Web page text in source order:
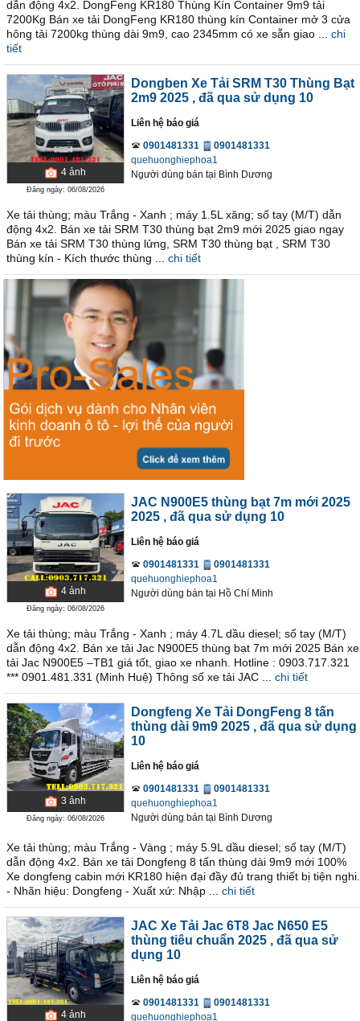
dẫn động 4x2. DongFeng KR180 Thùng Kín Container 9m9 tải
7200Kg Bán xe tải DongFeng KR180 thùng kín Container mở 3 cửa
hông tải 7200kg thùng dài 9m9, cao 2345mm có xe sẵn giao ...
chi
tiết
4 ảnh
Đăng ngày: 06/08/2026
Dongben Xe Tải SRM T30 Thùng Bạt
2m9 2025 , đã qua sử dụng 10
Liên hệ báo giá
0901481331
0901481331
quehuonghiephoa1
Người dùng bán tại Bình Dương
Xe tải thùng; màu Trắng - Xanh ; máy 1.5L xăng; số tay (M/T) dẫn
động 4x2. Bán xe tải SRM T30 thùng bạt 2m9 mới 2025 giao ngay
Bán xe tải SRM T30 thùng lửng, SRM T30 thùng bạt , SRM T30
thùng kín - Kích thước thùng ...
chi tiết
4 ảnh
Đăng ngày: 06/08/2026
JAC N900E5 thùng bạt 7m mới 2025
2025 , đã qua sử dụng 10
Liên hệ báo giá
0901481331
0901481331
quehuonghiephoa1
Người dùng bán tại Hồ Chí Minh
Xe tải thùng; màu Trắng - Xanh ; máy 4.7L dầu diesel; số tay (M/T)
dẫn động 4x2. Bán xe tải Jac N900E5 thùng bạt 7m mới 2025 Bán xe
tải Jac N900E5 –TB1 giá tốt, giao xe nhanh. Hotline : 0903.717.321
*** 0901.481.331 (Minh Huệ) Thông số xe tải JAC ...
chi tiết
3 ảnh
Đăng ngày: 06/08/2026
Dongfeng Xe Tải DongFeng 8 tấn
thùng dài 9m9 2025 , đã qua sử dụng
10
Liên hệ báo giá
0901481331
0901481331
quehuonghiephoa1
Người dùng bán tại Bình Dương
Xe tải thùng; màu Trắng - Vàng ; máy 5.9L dầu diesel; số tay (M/T)
dẫn động 4x2. Bán xe tải Dongfeng 8 tấn thùng dài 9m9 mới 100%
Xe dongfeng cabin mới KR180 hiện đại đầy đủ trang thiết bị tiện nghi.
- Nhãn hiệu: Dongfeng - Xuất xứ: Nhập ...
chi tiết
4 ảnh
JAC Xe Tải Jac 6T8 Jac N650 E5
thùng tiêu chuẩn 2025 , đã qua sử
dụng 10
Liên hệ báo giá
0901481331
0901481331
quehuonghiephoa1